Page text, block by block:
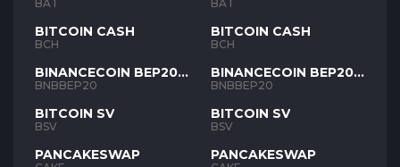
BAT
BITCOIN CASH
BCH
BINANCECOIN BEP20
BNB
BNBBEP20
BITCOIN SV
BSV
PANCAKESWAP
BAT
BITCOIN CASH
BCH
BINANCECOIN BEP20
BNB
BNBBEP20
BITCOIN SV
BSV
PANCAKESWAP